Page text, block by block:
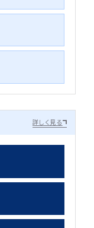
詳しく見る